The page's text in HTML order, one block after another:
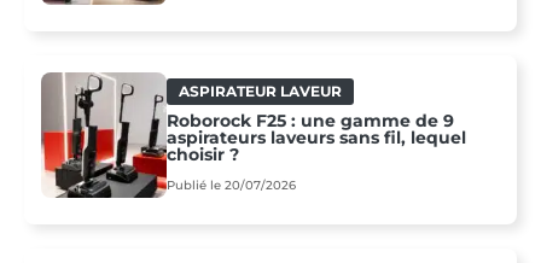
ASPIRATEUR LAVEUR
Roborock F25 : une gamme de 9
aspirateurs laveurs sans fil, lequel
choisir ?
Publié le 20/07/2026